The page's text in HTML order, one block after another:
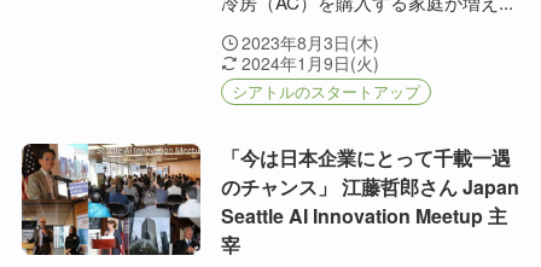
2023年8月3日(木)
2024年1月9日(火)
シアトルのスタートアップ
「今は日本企業にとって千載一遇
のチャンス」 江藤哲郎さん Japan
Seattle AI Innovation Meetup 主
宰